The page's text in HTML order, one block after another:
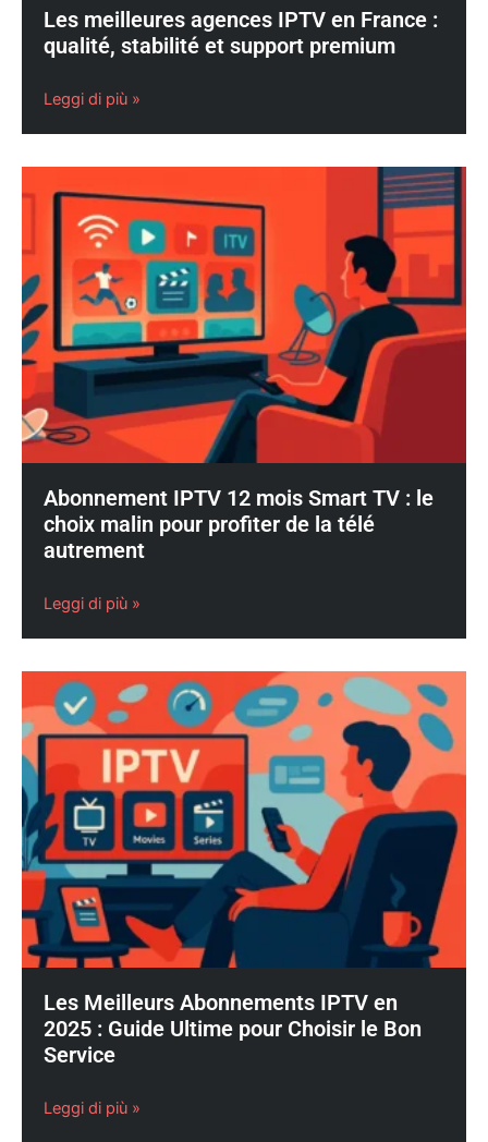
Les meilleures agences IPTV en France :
qualité, stabilité et support premium
Leggi di più »
Abonnement IPTV 12 mois Smart TV : le
choix malin pour profiter de la télé
autrement
Leggi di più »
Les Meilleurs Abonnements IPTV en
2025 : Guide Ultime pour Choisir le Bon
Service
Leggi di più »